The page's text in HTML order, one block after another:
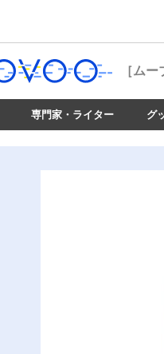
［ムー
専門家・ライター グ